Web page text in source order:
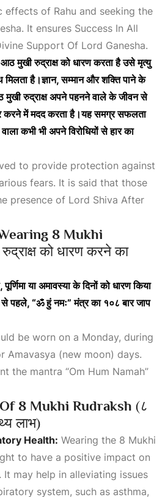
effects of Rahu and seeking the
It ensures Success In All
Support Of Lord Ganesha.
आठमुखीरुद्राक्षकोधारणकरताहैउसेमृत्यु
मिलताहै।ज्ञान,सम्मानऔरशक्तिपानेके
मुखीरुद्राक्षअपनेपहननेवालेकेजीवनसे
करनेमेंमददकरताहै।यहसमग्रसफलता
वालाकभीभीअपनेविरोधियोंसेहारका
to provide protection against
fears. It is said that those
presence of Lord Shiva After
8 Mukhi
को धारण करने का
पूर्णिमायाअमावस्याकेदिनोंकोधारणकिया
सेपहले, “ॐहुंनमः”मंत्रका १०८बारजाप
be worn on a Monday, during
Amavasya (new moon) days.
the mantra “Om Hum Namah”
8 Mukhi Rudraksh (८
लाभ)
Health: Wearing the 8 Mukhi
to have a positive impact on
may help in alleviating issues
system, such as asthma,